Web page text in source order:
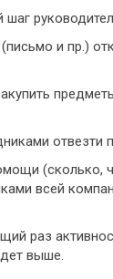
шаг
и пр.)
отвезти
(сколько,
всей
раз
выше.